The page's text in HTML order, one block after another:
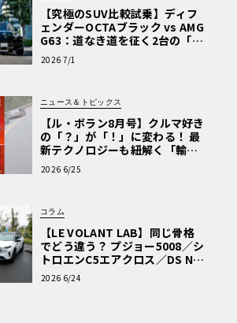
まれ変わった新型フリートウッドが登
て生産が続いたものの、クーペの方は同
、1990年型ではヘッドライトを角型2灯
年型で生産を終了している。
ディテールを追加して作る
のカスタム・ローライダーが唯一のも
前期型にあたる1977-1979年型にはジ
アル・キットがあったが、これはクー
。話をレベルのキットに戻すと、箱や
デル名の表記がない。ボディ形状（カ
【究極のSUV比較試乗】ディフ
ェンダーOCTAブラック vs AMG
G63：道なき道を征く2台の「対
極的アプローチ」
2026 7/1
ニュース＆トピックス
【ル・ボラン8月号】クルマ好き
の「？」が「！」に変わる！ 最
新テクノロジーも紐解く「輸入
車Q&A」
2026 6/25
コラム
【LE VOLANT LAB】同じ骨格
でどう違う？ プジョー5008／シ
トロエンC5エアクロス／DS Nº4
読者一気乗りレポート
2026 6/24